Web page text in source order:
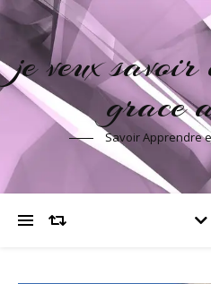
je veux
grace
Savoir Apprendre